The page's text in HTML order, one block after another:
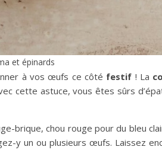
et épinards
à vos œufs ce côté festif ! La
cette astuce, vous êtes sûrs
brique, chou rouge pour du bleu
y un ou plusieurs œufs. Laissez